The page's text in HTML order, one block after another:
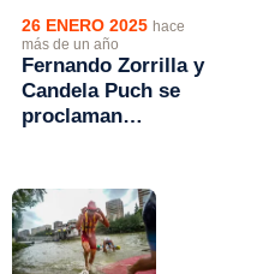
26 ENERO 2025 hace
más de un año
Fernando Zorrilla y
Candela Puch se
proclaman
Sprint 2025